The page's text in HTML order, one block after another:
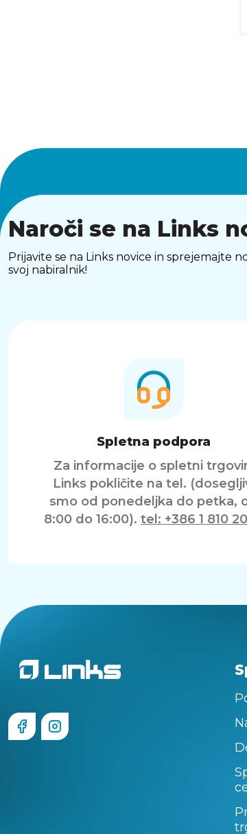
Naroči se na Links
Prijavite se na Links novice in sprejemajte
svoj nabiralnik!
Spletna podpora
Za informacije o spletni
Links pokličite na tel.
smo od ponedeljka do petka,
8:00 do 16:00). tel: +386 1 810